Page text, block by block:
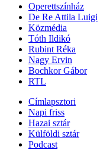
Operettszínház
De Re Attila Luigi
Közmédia
Tóth Ildikó
Rubint Réka
Nagy Ervin
Bochkor Gábor
RTL
Címlapsztori
Napi friss
Hazai sztár
Külföldi sztár
Podcast